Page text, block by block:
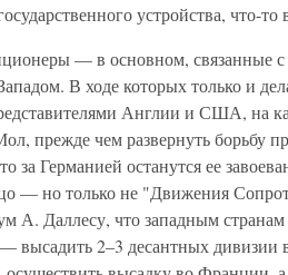
устройства, что-
— в основном, связанные с
В ходе которых только и
Англии и США, на
прежде чем развернуть борьбу
за Германией останутся ее
— но только не "Движения
А. Даллесу, что западным
высадить 2–3 десантных дивизии